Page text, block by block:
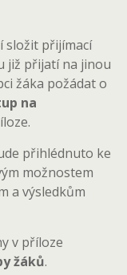
složit přijímací
již přijatí na jinou
žáka požádat o
na
přihlédnuto ke
možnostem
a výsledkům
v příloze
žáků.